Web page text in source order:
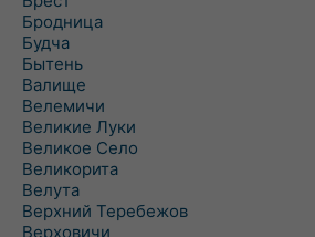
Бродница
Будча
Бытень
Валище
Велемичи
Великие Луки
Великое Село
Великорита
Велута
Верхний Теребежов
Верховичи